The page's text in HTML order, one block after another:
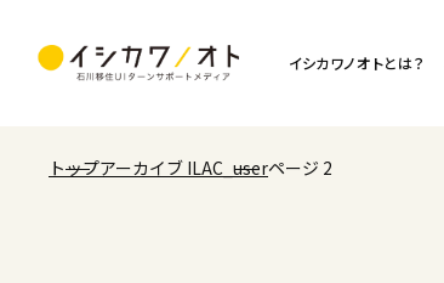
イシカワノオトとは？
トップアーカイブ ILAC_userページ 2